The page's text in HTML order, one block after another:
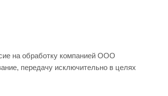
на обработку компанией ООО
передачу исключительно в целях